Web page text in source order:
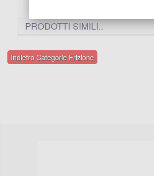
PRODOTTI SIMILI..
Indietro Categorie Frizione